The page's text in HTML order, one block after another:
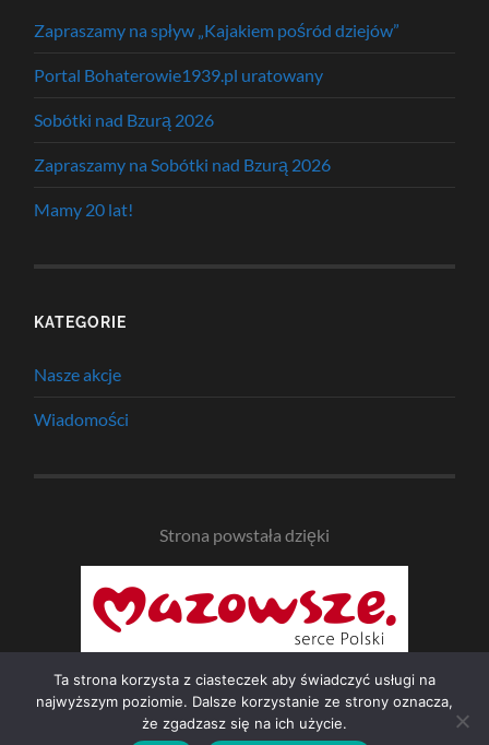
Zapraszamy na spływ „Kajakiem pośród dziejów”
Portal Bohaterowie1939.pl uratowany
Sobótki nad Bzurą 2026
Zapraszamy na Sobótki nad Bzurą 2026
Mamy 20 lat!
KATEGORIE
Nasze akcje
Wiadomości
Strona powstała dzięki
Ta strona korzysta z ciasteczek aby świadczyć usługi na
najwyższym poziomie. Dalsze korzystanie ze strony oznacza,
że zgadzasz się na ich użycie.